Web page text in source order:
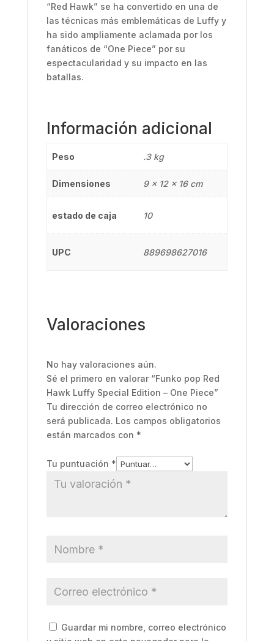
“Red Hawk” se ha convertido en una de
las técnicas más emblemáticas de Luffy y
ha sido ampliamente aclamada por los
fanáticos de “One Piece” por su
espectacularidad y su impacto en las
batallas.
Información adicional
Peso .3 kg
Dimensiones 9 × 12 × 16 cm
estado de caja 10
UPC 889698627016
Valoraciones
No hay valoraciones aún.
Sé el primero en valorar “Funko pop Red
Hawk Luffy Special Edition – One Piece”
Tu dirección de correo electrónico no
será publicada. Los campos obligatorios
están marcados con *
Tu puntuación *
Guardar mi nombre, correo electrónico